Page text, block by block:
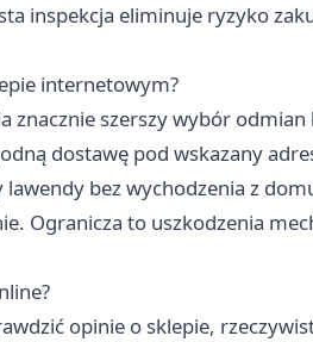
inspekcja eliminuje ryzyko
internetowym?
znacznie szerszy wybór
dostawę pod wskazany
bez wychodzenia z
Ogranicza to uszkodzenia
opinie o sklepie,